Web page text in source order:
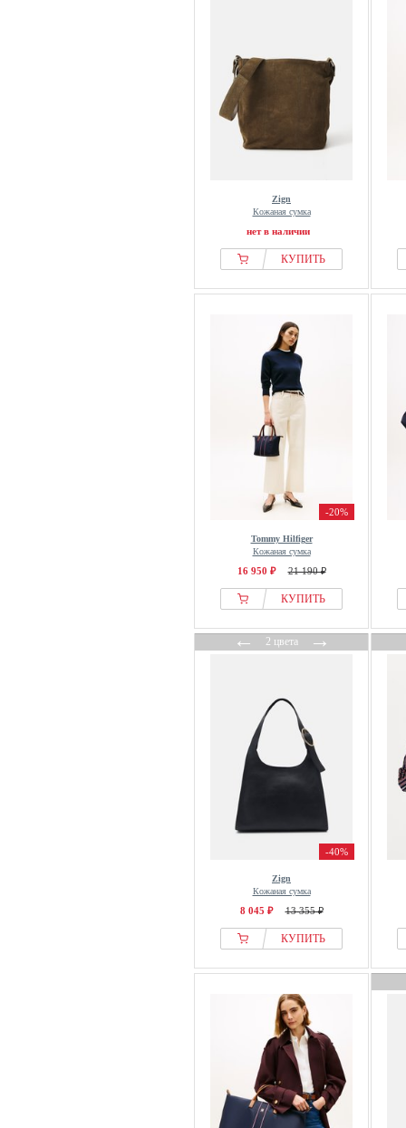
Zign
Кожаная сумка
нет в наличии
КУПИТЬ
-20%
Tommy Hilfiger
Кожаная сумка
16 950 ₽ 21 190 ₽
КУПИТЬ
←2 цвета→
-40%
Zign
Кожаная сумка
8 045 ₽ 13 355 ₽
КУПИТЬ